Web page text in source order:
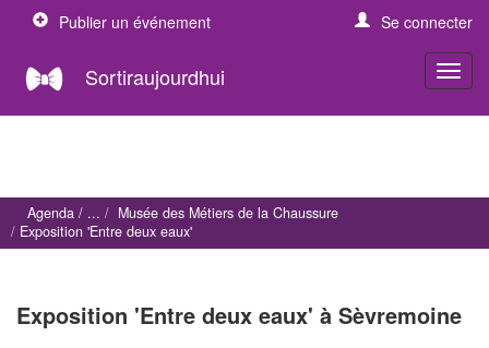
Publier un événement Se connecter
Sortiraujourdhui
Agenda
Musée des Métiers de la Chaussure
Exposition 'Entre deux eaux'
Exposition 'Entre deux eaux' à Sèvremoine